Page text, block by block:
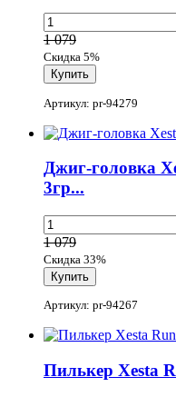
1 079
Скидка 5%
Артикул: pr-94279
Джиг-головка
3гр...
1 079
Скидка 33%
Артикул: pr-94267
Пилькер Xesta